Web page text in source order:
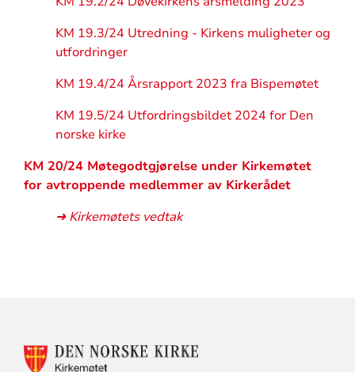
KM 19.3/24 Utredning - Kirkens muligheter og
utfordringer
KM 19.4/24 Årsrapport 2023 fra Bispemøtet
KM 19.5/24 Utfordringsbildet 2024 for Den
norske kirke
KM 20/24 Møtegodtgjørelse under Kirkemøtet
for avtroppende medlemmer av Kirkerådet
➜ Kirkemøtets vedtak
KONTAKTINFORMASJON